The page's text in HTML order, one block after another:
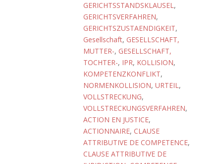
GERICHTSSTANDSKLAUSEL,
GERICHTSVERFAHREN,
GERICHTSZUSTAENDIGKEIT,
Gesellschaft, GESELLSCHAFT,
MUTTER-, GESELLSCHAFT,
TOCHTER-, IPR, KOLLISION,
KOMPETENZKONFLIKT,
NORMENKOLLISION, URTEIL,
VOLLSTRECKUNG,
VOLLSTRECKUNGSVERFAHREN,
ACTION EN JUSTICE,
ACTIONNAIRE, CLAUSE
ATTRIBUTIVE DE COMPETENCE,
CLAUSE ATTRIBUTIVE DE